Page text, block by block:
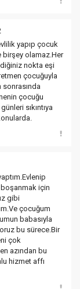
yapıp çocuk
birşey olamaz.Her
nokta eşi
çocuğuyla
çocuğu
sıkıntıya
için
gibi
çocuğum
babasıyla
bu sürece.Bir
çok
azından bu
hizmet affı